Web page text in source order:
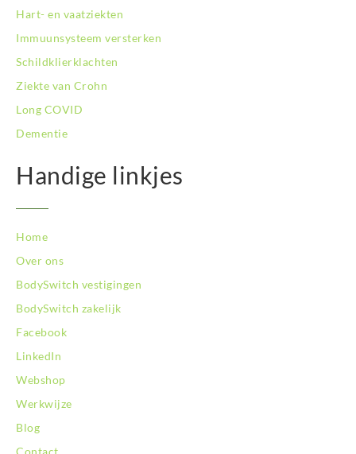
Hart- en vaatziekten
Immuunsysteem versterken
Schildklierklachten
Ziekte van Crohn
Long COVID
Dementie
Handige linkjes
Home
Over ons
BodySwitch vestigingen
BodySwitch zakelijk
Facebook
LinkedIn
Webshop
Werkwijze
Blog
Contact